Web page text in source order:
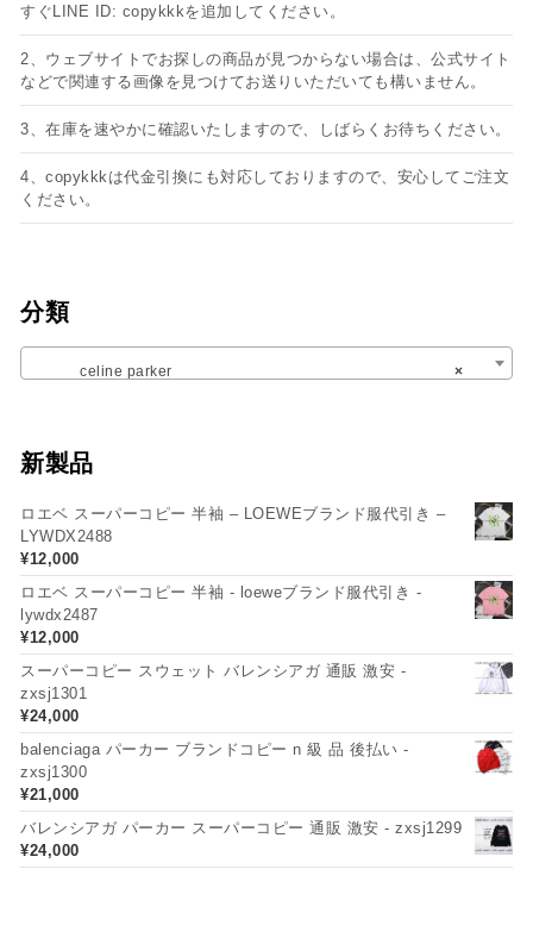
すぐLINE ID: copykkkを追加してください。
2、ウェブサイトでお探しの商品が見つからない場合は、公式サイト
などで関連する画像を見つけてお送りいただいても構いません。
3、在庫を速やかに確認いたしますので、しばらくお待ちください。
4、copykkkは代金引換にも対応しておりますので、安心してご注文
ください。
分類
×
celine parker
新製品
ロエベ スーパーコピー 半袖 – LOEWEブランド服代引き –
LYWDX2488
¥12,000
ロエベ スーパーコピー 半袖 - loeweブランド服代引き -
lywdx2487
¥12,000
スーパーコピー スウェット バレンシアガ 通販 激安 -
zxsj1301
¥24,000
balenciaga パーカー ブランドコピー n 級 品 後払い -
zxsj1300
¥21,000
バレンシアガ パーカー スーパーコピー 通販 激安 - zxsj1299
¥24,000